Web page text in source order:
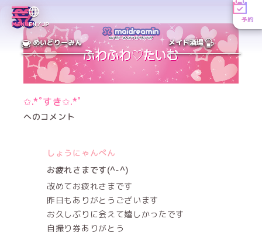
MENUEN／JP
予約
めいどりーみん メイド酒場
✩.*˚すき✩.*˚
へのコメント
しょうにゃんぺん
お疲れさまです(^-^)
改めてお疲れさまです
昨日もありがとうございます
お久しぶりに会えて嬉しかったです
自撮り券ありがとう